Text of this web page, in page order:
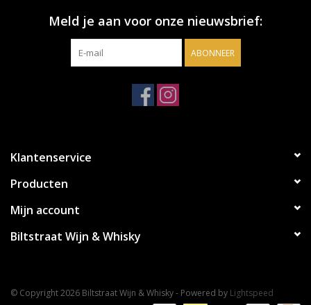
Meld je aan voor onze nieuwsbrief:
ABONNEER
Klantenservice
Producten
Mijn account
Biltstraat Wijn & Whisky
© Copyright 2026 Biltstraat Wijn & Whisky - Powered by Lightspeed